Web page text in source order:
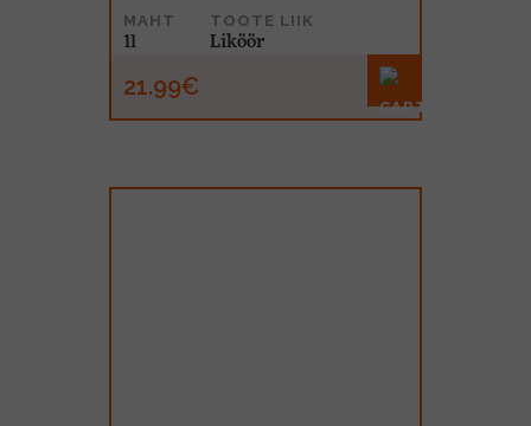
MAHT
1l
TOOTE LIIK
Liköör
21.99€